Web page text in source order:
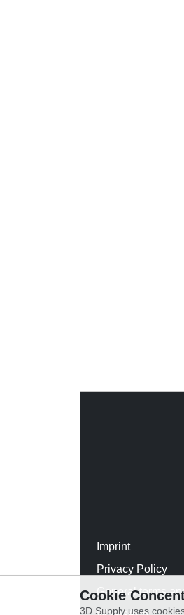
Imprint
Privacy Policy
General terms
Cookie
3D Supply uses